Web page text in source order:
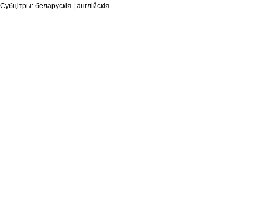
Субцітры: беларускія | англійскія